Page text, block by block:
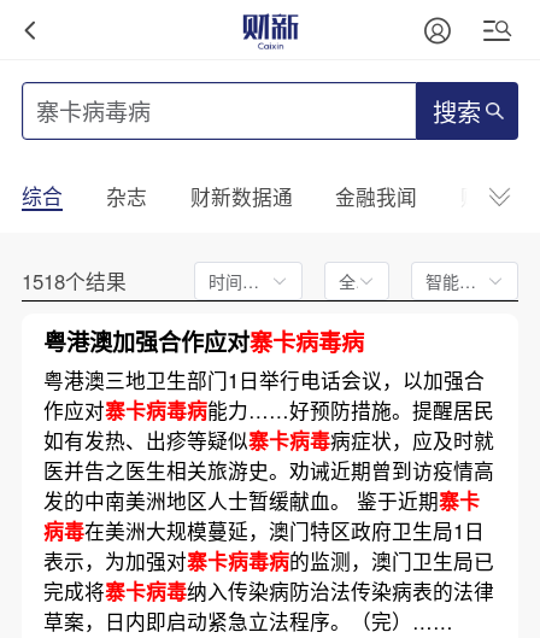
搜索
综合 杂志 财新数据通 金融我闻 财新
1518个结果 时间不限 全文 智能排序
粤港澳加强合作应对寨卡病毒病
粤港澳三地卫生部门1日举行电话会议，以加强合
作应对寨卡病毒病能力……好预防措施。提醒居民
如有发热、出疹等疑似寨卡病毒病症状，应及时就
医并告之医生相关旅游史。劝诫近期曾到访疫情高
发的中南美洲地区人士暂缓献血。 鉴于近期寨卡
病毒在美洲大规模蔓延，澳门特区政府卫生局1日
表示，为加强对寨卡病毒病的监测，澳门卫生局已
完成将寨卡病毒纳入传染病防治法传染病表的法律
草案，日内即启动紧急立法程序。（完）……